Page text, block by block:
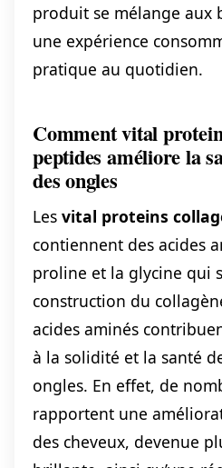
produit se mélange aux
une expérience
pratique au quotidien.
Comment vital
peptides améliore la
des ongles
Les vital proteins
contiennent des acides
proline et la glycine qui
construction du
acides aminés
à la solidité et la santé
ongles. En effet, de
rapportent une
des cheveux, devenue